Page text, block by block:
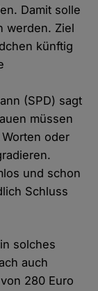
Damit solle
werden. Ziel
künftig
(SPD) sagt
müssen
oder
und schon
Schluss
solches
auch
280 Euro